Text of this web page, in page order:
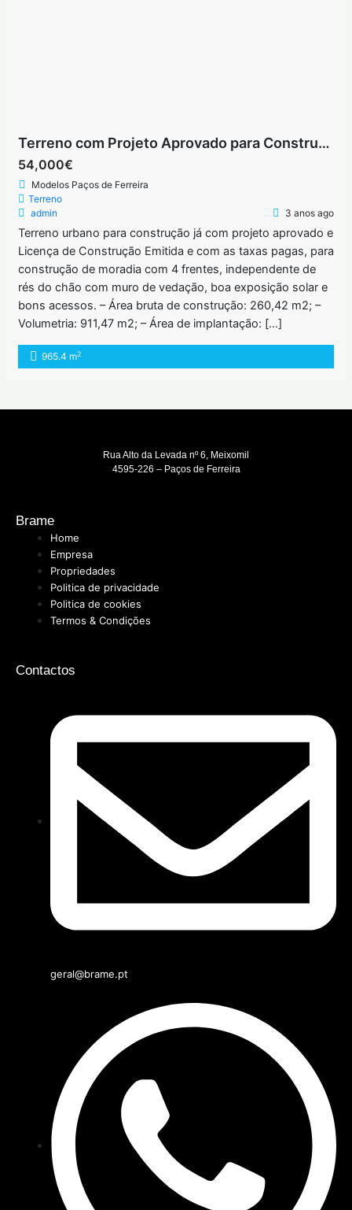
Terreno com Projeto Aprovado para Construção de Moradia Independente com 4 frentes de Rés do Chão – Paços de Ferreira
54,000€
Modelos Paços de Ferreira
Terreno
admin
3 anos ago
Terreno urbano para construção já com projeto aprovado e
Licença de Construção Emitida e com as taxas pagas, para
construção de moradia com 4 frentes, independente de
rés do chão com muro de vedação, boa exposição solar e
bons acessos. – Área bruta de construção: 260,42 m2; –
Volumetria: 911,47 m2; – Área de implantação: […]
965.4 m2
Rua Alto da Levada nº 6, Meixomil
4595-226 – Paços de Ferreira
Brame
Home
Empresa
Propriedades
Politica de privacidade
Politica de cookies
Termos & Condições
Contactos
geral@brame.pt